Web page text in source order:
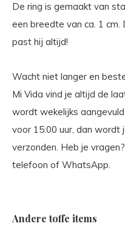
De ring is gemaakt van
een breedte van ca. 1 cm.
past hij altijd!
Wacht niet langer en
Mi Vida vind je altijd de
wordt wekelijks
voor 15:00 uur, dan
verzonden. Heb je
telefoon of WhatsApp.
Andere toffe items